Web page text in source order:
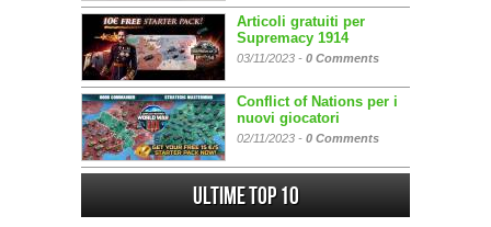
Articoli gratuiti per
Supremacy 1914
03/11/2023 - 0 Comments
Conflict of Nations per i
nuovi giocatori
02/11/2023 - 0 Comments
Ultime Top 10